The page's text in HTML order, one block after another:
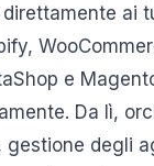
ai
e
Da lì,
gestione degli